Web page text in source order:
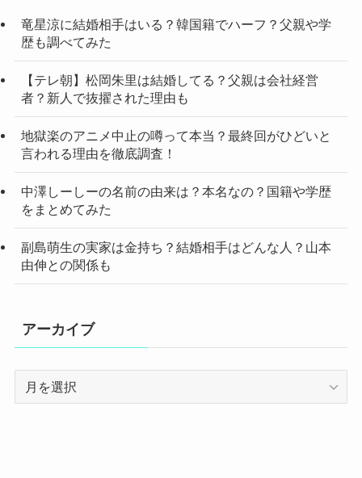
竜星涼に結婚相手はいる？韓国籍でハーフ？父親や学
歴も調べてみた
【テレ朝】松岡朱里は結婚してる？父親は会社経営
者？新人で抜擢された理由も
地獄楽のアニメ中止の噂って本当？最終回がひどいと
言われる理由を徹底調査！
中澤しーしーの名前の由来は？本名なの？国籍や学歴
をまとめてみた
副島萌生の実家は金持ち？結婚相手はどんな人？山本
由伸との関係も
アーカイブ